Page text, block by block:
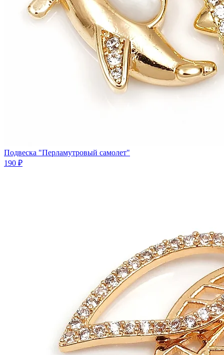
Подвеска "Перламутровый самолет"
190 ₽